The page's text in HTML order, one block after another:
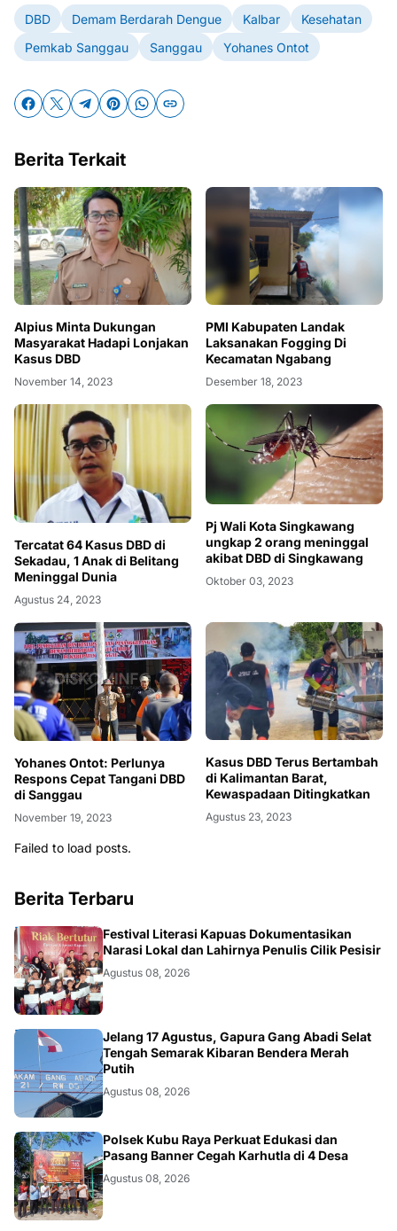
DBD Demam Berdarah Dengue Kalbar
Kesehatan
Pemkab Sanggau
Sanggau Yohanes Ontot
Berita Terkait
Alpius Minta Dukungan
Masyarakat Hadapi Lonjakan
Kasus DBD
November 14, 2023
PMI Kabupaten Landak
Laksanakan Fogging Di
Kecamatan Ngabang
Desember 18, 2023
Tercatat 64 Kasus DBD di
Sekadau, 1 Anak di Belitang
Meninggal Dunia
Agustus 24, 2023
Pj Wali Kota Singkawang
ungkap 2 orang meninggal
akibat DBD di Singkawang
Oktober 03, 2023
Yohanes Ontot: Perlunya
Respons Cepat Tangani DBD
di Sanggau
November 19, 2023
Kasus DBD Terus Bertambah
di Kalimantan Barat,
Kewaspadaan Ditingkatkan
Agustus 23, 2023
Failed to load posts.
Berita Terbaru
DAERAH
Festival Literasi Kapuas Dokumentasikan
Narasi Lokal dan Lahirnya Penulis Cilik Pesisir
Agustus 08, 2026
Jelang 17 Agustus, Gapura Gang Abadi Selat
Tengah Semarak Kibaran Bendera Merah
Putih
Agustus 08, 2026
KALBAR
Polsek Kubu Raya Perkuat Edukasi dan
Pasang Banner Cegah Karhutla di 4 Desa
Agustus 08, 2026